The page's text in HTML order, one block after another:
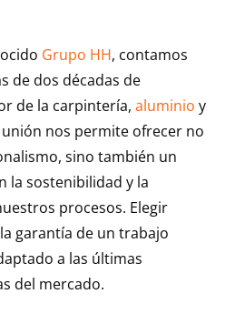
Grupo HH, contamos
de dos décadas de
de la carpintería, aluminio y
unión nos permite ofrecer no
sino también un
la sostenibilidad y la
procesos. Elegir
garantía de un trabajo
a las últimas
del mercado.